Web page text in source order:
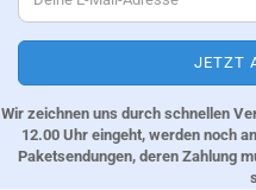
Wir zeichnen uns durch schnellen
12.00 Uhr eingeht, werden noch
Paketsendungen, deren Zahlung